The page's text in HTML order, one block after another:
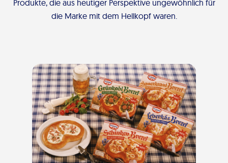
Produkte, die aus heutiger Perspektive ungewöhnlich für
die Marke mit dem Hellkopf waren.